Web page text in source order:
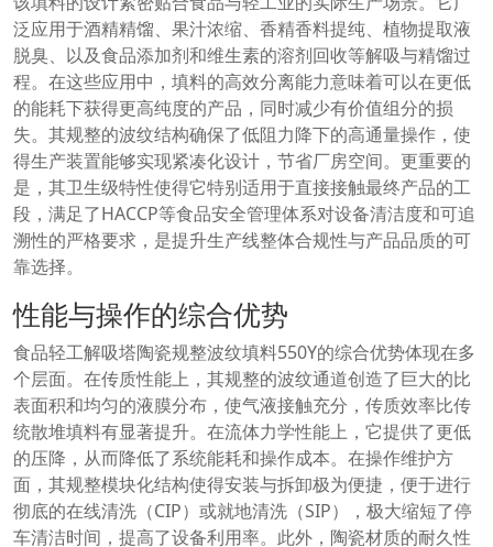
泛应用于酒精精馏、果汁浓缩、香精香料提纯、植物提取液
脱臭、以及食品添加剂和维生素的溶剂回收等解吸与精馏过
程。在这些应用中，填料的高效分离能力意味着可以在更低
的能耗下获得更高纯度的产品，同时减少有价值组分的损
失。其规整的波纹结构确保了低阻力降下的高通量操作，使
得生产装置能够实现紧凑化设计，节省厂房空间。更重要的
是，其卫生级特性使得它特别适用于直接接触最终产品的工
段，满足了HACCP等食品安全管理体系对设备清洁度和可追
溯性的严格要求，是提升生产线整体合规性与产品品质的可
靠选择。
性能与操作的综合优势
食品轻工解吸塔陶瓷规整波纹填料550Y的综合优势体现在多
个层面。在传质性能上，其规整的波纹通道创造了巨大的比
表面积和均匀的液膜分布，使气液接触充分，传质效率比传
统散堆填料有显著提升。在流体力学性能上，它提供了更低
的压降，从而降低了系统能耗和操作成本。在操作维护方
面，其规整模块化结构使得安装与拆卸极为便捷，便于进行
彻底的在线清洗（CIP）或就地清洗（SIP），极大缩短了停
车清洁时间，提高了设备利用率。此外，陶瓷材质的耐久性